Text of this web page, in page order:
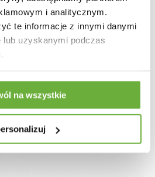
i analitycznym.
te informacje z innymi danymi
uzyskanymi podczas
na wszystkie